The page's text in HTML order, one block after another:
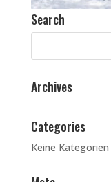
Search
Archives
Categories
Keine Kategorien